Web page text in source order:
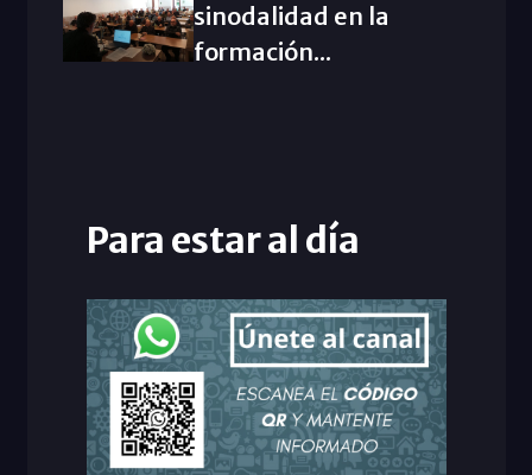
sinodalidad en la
formación...
Para estar al día